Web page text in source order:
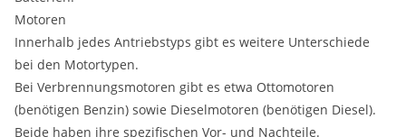
Motoren
Innerhalb jedes Antriebstyps gibt es weitere Unterschiede
bei den Motortypen.
Bei Verbrennungsmotoren gibt es etwa Ottomotoren
(benötigen Benzin) sowie Dieselmotoren (benötigen Diesel).
Beide haben ihre spezifischen Vor- und Nachteile.